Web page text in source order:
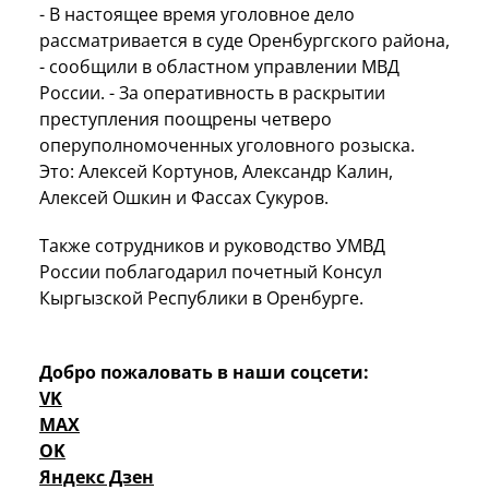
- В настоящее время уголовное дело
рассматривается в суде Оренбургского района,
- сообщили в областном управлении МВД
России. - За оперативность в раскрытии
преступления поощрены четверо
оперуполномоченных уголовного розыска.
Это: Алексей Кортунов, Александр Калин,
Алексей Ошкин и Фассах Сукуров.
Также сотрудников и руководство УМВД
России поблагодарил почетный Консул
Кыргызской Республики в Оренбурге.
Добро пожаловать в наши соцсети:
VK
MAX
OK
Яндекс Дзен